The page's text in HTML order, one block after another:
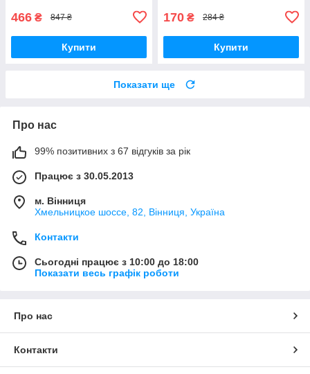
466 ₴ 847 ₴
Купити
170 ₴ 284 ₴
Купити
Показати ще
Про нас
99% позитивних з 67 відгуків за рік
Працює з 30.05.2013
м. Вінниця
Хмельницкое шоссе, 82, Вінниця, Україна
Контакти
Сьогодні працює з 10:00 до 18:00
Показати весь графік роботи
Про нас
Контакти